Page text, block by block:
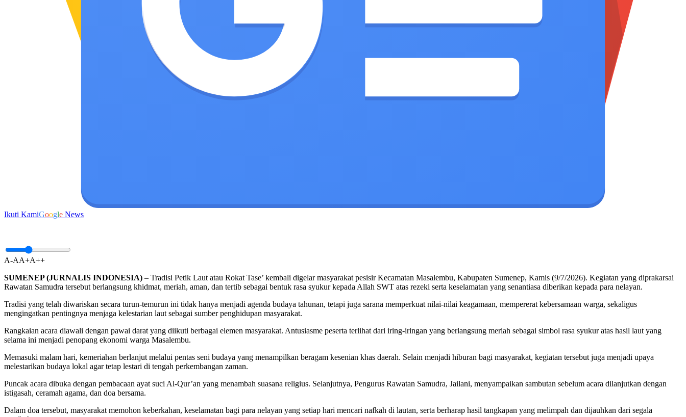
Ikuti KamiGoogle News
A-AA+A++
SUMENEP (JURNALIS INDONESIA) – Tradisi Petik Laut atau Rokat Tase’ kembali digelar masyarakat pesisir Kecamatan Masalembu, Kabupaten Sumenep, Kamis (9/7/2026). Kegiatan yang diprakarsai
Rawatan Samudra tersebut berlangsung khidmat, meriah, aman, dan tertib sebagai bentuk rasa syukur kepada Allah SWT atas rezeki serta keselamatan yang senantiasa diberikan kepada para nelayan.
Tradisi yang telah diwariskan secara turun-temurun ini tidak hanya menjadi agenda budaya tahunan, tetapi juga sarana memperkuat nilai-nilai keagamaan, mempererat kebersamaan warga, sekaligus
mengingatkan pentingnya menjaga kelestarian laut sebagai sumber penghidupan masyarakat.
Rangkaian acara diawali dengan pawai darat yang diikuti berbagai elemen masyarakat. Antusiasme peserta terlihat dari iring-iringan yang berlangsung meriah sebagai simbol rasa syukur atas hasil laut yang
selama ini menjadi penopang ekonomi warga Masalembu.
Memasuki malam hari, kemeriahan berlanjut melalui pentas seni budaya yang menampilkan beragam kesenian khas daerah. Selain menjadi hiburan bagi masyarakat, kegiatan tersebut juga menjadi upaya
melestarikan budaya lokal agar tetap lestari di tengah perkembangan zaman.
Puncak acara dibuka dengan pembacaan ayat suci Al-Qur’an yang menambah suasana religius. Selanjutnya, Pengurus Rawatan Samudra, Jailani, menyampaikan sambutan sebelum acara dilanjutkan dengan
istigasah, ceramah agama, dan doa bersama.
Dalam doa tersebut, masyarakat memohon keberkahan, keselamatan bagi para nelayan yang setiap hari mencari nafkah di lautan, serta berharap hasil tangkapan yang melimpah dan dijauhkan dari segala